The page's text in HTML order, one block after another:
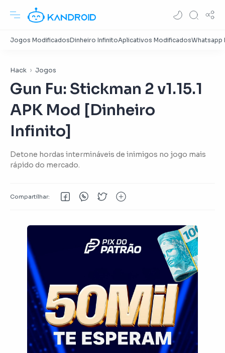
Hack Jogos
Gun Fu: Stickman 2 v1.15.1
APK Mod [Dinheiro
Infinito]
Detone hordas intermináveis de inimigos no jogo mais
rápido do mercado.